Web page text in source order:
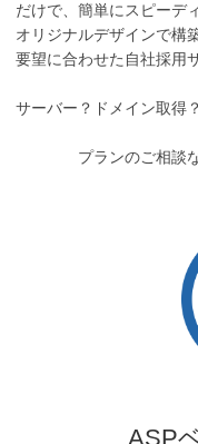
だけで、簡単にスピーデ
オリジナルデザインで構
要望に合わせた自社採用
サーバー？ドメイン取得
プランのご相談
ASP